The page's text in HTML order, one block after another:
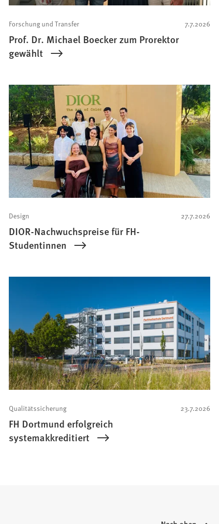
7.7.2026
Forschung und Transfer
Prof. Dr. Michael Boecker zum Prorektor
gewählt
27.7.2026
Design
DIOR-Nachwuchspreise für FH-
Studentinnen
23.7.2026
Qualitätssicherung
FH Dortmund erfolgreich
systemakkreditiert